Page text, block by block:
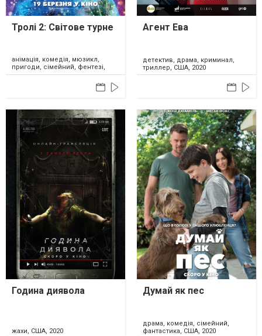
Тролі 2: Світове турне
анімація, комедія, мюзикл,
пригоди, сімейний, фентезі,
США, 2020
Агент Ева
детектив, драма, криминал,
триллер, США, 2020
Година диявола
жахи, США, 2020
Думай як пес
драма, комедія, сімейний,
фантастика, США, 2020